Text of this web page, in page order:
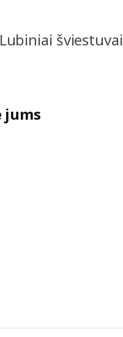
Lubiniai šviestuvai
jums